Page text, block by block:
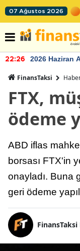
07 Ağustos 2026
22:26 2026 Haziran
FinansTaksi
FTX,
ödeme
ABD iflas
borsası FTX'in
onayladı. Buna
geri ödeme